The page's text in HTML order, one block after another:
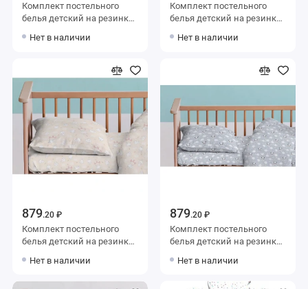
Комплект постельного
белья детский на резинке
40х60 Животные Uniqcute
Нет в наличии
Комплект постельного
белья детский на резинке
40х60 Животные Uniqcute
Нет в наличии
879.20 ₽
Комплект постельного
белья детский на резинке
40х60 Животные Uniqcute
Нет в наличии
879.20 ₽
Комплект постельного
белья детский на резинке
40х60 Животные Uniqcute
Нет в наличии